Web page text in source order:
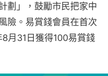
劃」，鼓勵市民把家中
險。易賞錢會員在首次
月31日獲得100易賞錢